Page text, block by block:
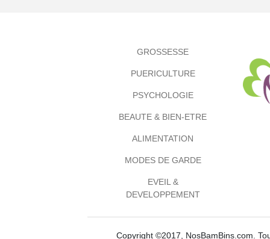
GROSSESSE
PUERICULTURE
PSYCHOLOGIE
BEAUTE & BIEN-ETRE
ALIMENTATION
MODES DE GARDE
EVEIL &
DEVELOPPEMENT
Copyright ©2017, NosBamBins.com.